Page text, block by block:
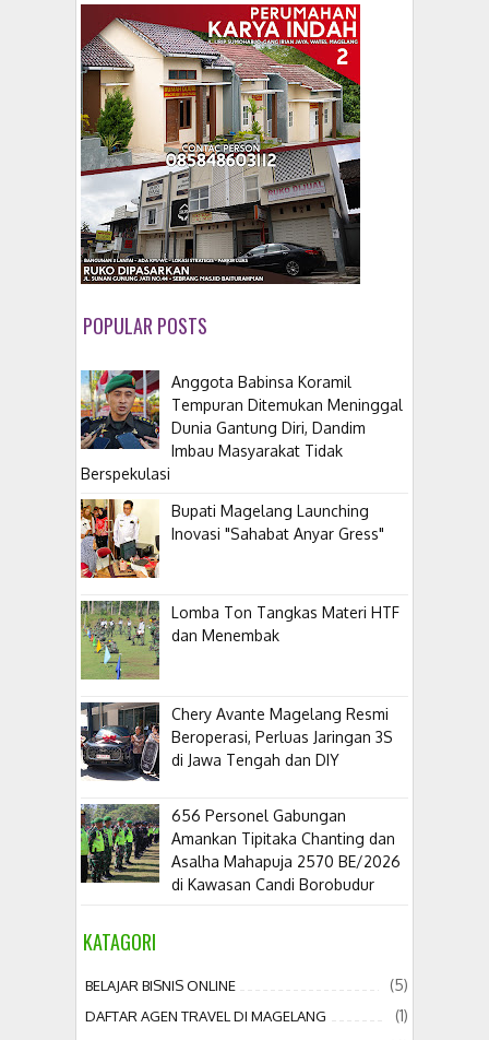
POPULAR POSTS
Anggota Babinsa Koramil
Tempuran Ditemukan Meninggal
Dunia Gantung Diri, Dandim
Imbau Masyarakat Tidak
Berspekulasi
Bupati Magelang Launching
Inovasi "Sahabat Anyar Gress"
Lomba Ton Tangkas Materi HTF
dan Menembak
​Chery Avante Magelang Resmi
Beroperasi, Perluas Jaringan 3S
di Jawa Tengah dan DIY
656 Personel Gabungan
Amankan Tipitaka Chanting dan
Asalha Mahapuja 2570 BE/2026
di Kawasan Candi Borobudur
KATAGORI
BELAJAR BISNIS ONLINE (5)
DAFTAR AGEN TRAVEL DI MAGELANG (1)